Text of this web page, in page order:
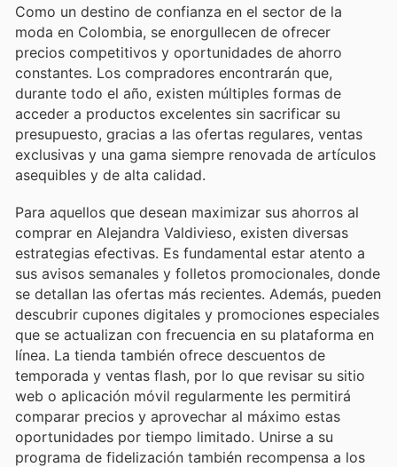
Como un destino de confianza en el sector de la
moda en Colombia, se enorgullecen de ofrecer
precios competitivos y oportunidades de ahorro
constantes. Los compradores encontrarán que,
durante todo el año, existen múltiples formas de
acceder a productos excelentes sin sacrificar su
presupuesto, gracias a las ofertas regulares, ventas
exclusivas y una gama siempre renovada de artículos
asequibles y de alta calidad.
Para aquellos que desean maximizar sus ahorros al
comprar en Alejandra Valdivieso, existen diversas
estrategias efectivas. Es fundamental estar atento a
sus avisos semanales y folletos promocionales, donde
se detallan las ofertas más recientes. Además, pueden
descubrir cupones digitales y promociones especiales
que se actualizan con frecuencia en su plataforma en
línea. La tienda también ofrece descuentos de
temporada y ventas flash, por lo que revisar su sitio
web o aplicación móvil regularmente les permitirá
comparar precios y aprovechar al máximo estas
oportunidades por tiempo limitado. Unirse a su
programa de fidelización también recompensa a los